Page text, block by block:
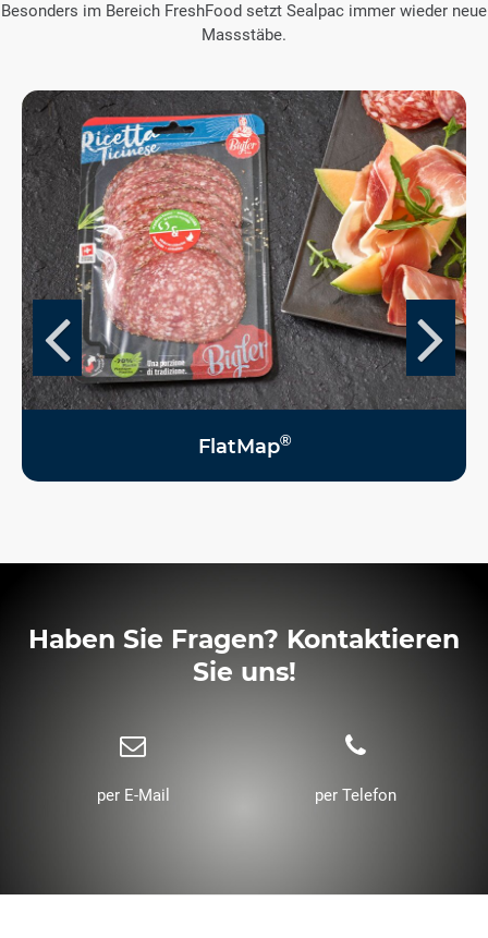
Besonders im Bereich FreshFood setzt Sealpac immer wieder neue
Massstäbe.
FlatMap®
Haben Sie Fragen? Kontaktieren
Sie uns!
per E-Mail per Telefon